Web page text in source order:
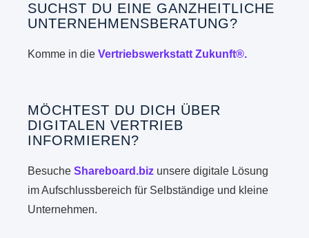
SUCHST DU EINE GANZHEITLICHE
UNTERNEHMENSBERATUNG?
Komme in dieVertriebswerkstatt Zukunft®.
MÖCHTEST DU DICH ÜBER
DIGITALEN VERTRIEB
INFORMIEREN?
BesucheShareboard.biz unsere digitale Lösung
im Aufschlussbereich für Selbständige und kleine
Unternehmen.